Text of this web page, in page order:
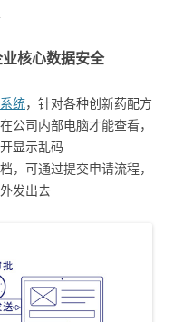
核心数据安全
统，针对各种创新药配方
公司内部电脑才能查看，
显示乱码
，可通过提交申请流程，
发出去